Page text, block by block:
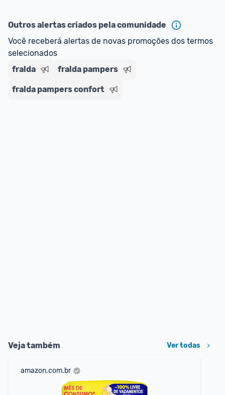
Outros alertas criados pela comunidade
Você receberá alertas de novas promoções dos termos
selecionados
fralda
fralda pampers
fralda pampers confort
Veja também Ver todas
amazon.com.br